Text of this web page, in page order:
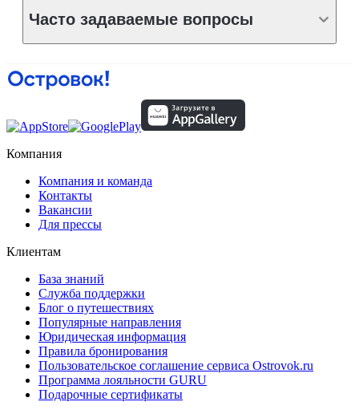
Часто задаваемые вопросы
Компания
Компания и команда
Контакты
Вакансии
Для прессы
Клиентам
База знаний
Служба поддержки
Блог о путешествиях
Популярные направления
Юридическая информация
Правила бронирования
Пользовательское соглашение сервиса Ostrovok.ru
Программа лояльности GURU
Подарочные сертификаты